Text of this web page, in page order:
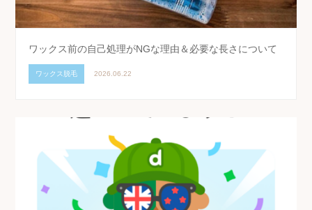
ワックス前の自己処理がNGな理由＆必要な長さについて
ワックス脱毛 2026.06.22